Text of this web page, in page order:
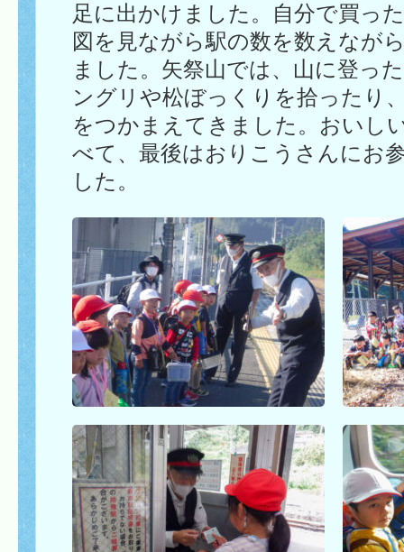
足に出かけました。自分で買っ
図を見ながら駅の数を数えなが
ました。矢祭山では、山に登っ
ングリや松ぼっくりを拾ったり
をつかまえてきました。おいし
べて、最後はおりこうさんにお
した。